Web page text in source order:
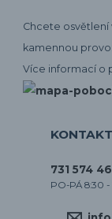
Chcete osvětlení
kamennou
Více informací o
KONTAKT
731 574
PO-PÁ 8:30 -